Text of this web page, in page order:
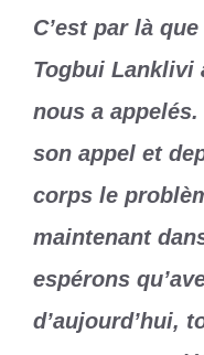
C’est par là
Togbui Lanklivi
nous a
son appel et
corps le
maintenant
espérons
d’aujourd’hui,